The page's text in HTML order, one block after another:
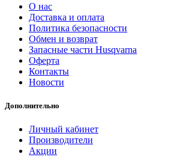
О нас
Доставка и оплата
Политика безопасности
Обмен и возврат
Запасные части Husqvarna
Оферта
Контакты
Новости
Дополнительно
Личный кабинет
Производители
Акции